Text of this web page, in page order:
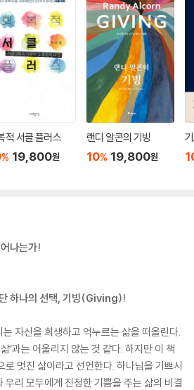
적 서클 플러스
% 19,800원
랜디 알콘의 기빙
10% 19,800원
나는가!
하나의 선택, 기빙(Giving)!
는 자신을 희생하고 억누르는 삶을 떠올린다.
’과는 어울리지 않는 것 같다. 하지만 이 책
로 멋진 삶이라고 선언한다. 하나님을 기쁘시
우리 모두에게 진정한 기쁨을 주는 삶의 비결